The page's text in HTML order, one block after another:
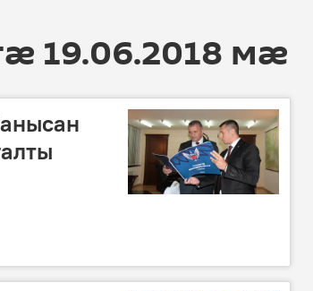
19.06.2018 мӕ